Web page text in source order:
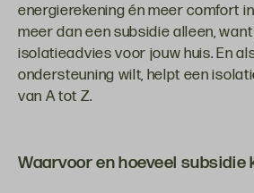
energierekening én meer comfort
meer dan een subsidie alleen,
isolatieadvies voor jouw huis. En
ondersteuning wilt, helpt een
van A tot Z.
Waarvoor en hoeveel subsidie